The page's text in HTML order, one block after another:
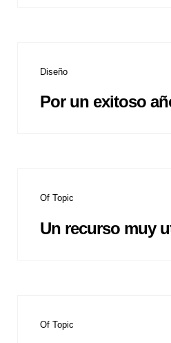
Diseño
Por un exitoso
Of Topic
Un recurso muy
Of Topic